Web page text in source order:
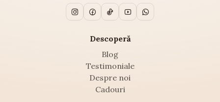
Descoperă
Blog
Testimoniale
Despre noi
Cadouri